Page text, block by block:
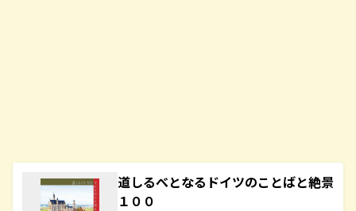
道しるべとなるドイツのことばと絶景
１００